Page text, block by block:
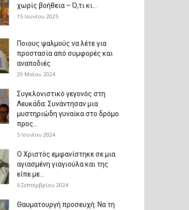
χωρίς βοήθεια – Ό,τι κι...
15 Ιουνίου 2025
Ποιους ψαλμούς να λέτε για
προστασία από συμφορές και
αναποδιές
29 Μαΐου 2024
Συγκλονιστικό γεγονός στη
Λευκάδα: Συνάντησαν μια
μυστηριώδη γυναίκα στο δρόμο
προς...
5 Ιουνίου 2024
Ο Χριστός εμφανίστηκε σε μια
αγιασμένη γιαγιούλα και της
είπε με...
6 Σεπτεμβρίου 2024
Θαυματουργή προσευχή: Να τη